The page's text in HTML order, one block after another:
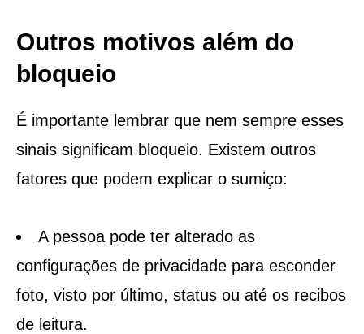
Outros motivos além do
bloqueio
É importante lembrar que nem sempre esses
sinais significam bloqueio. Existem outros
fatores que podem explicar o sumiço:
A pessoa pode ter alterado as
configurações de privacidade para esconder
foto, visto por último, status ou até os recibos
de leitura.